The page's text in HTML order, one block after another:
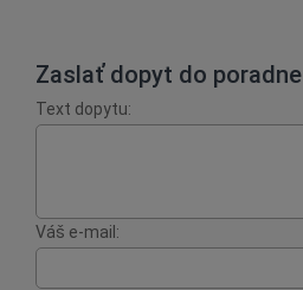
Zaslať dopyt do poradne
Text dopytu:
Váš e-mail: